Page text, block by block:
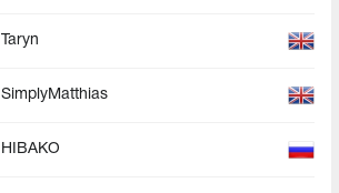
Taryn
SimplyMatthias
HIBAKO